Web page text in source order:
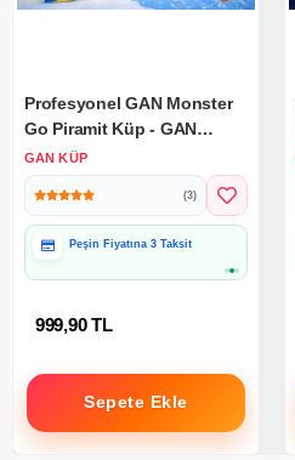
Profesyonel GAN Monster
Go Piramit Küp - GAN
Piramit Zeka Küpü - GAN
Monster Go Pyraminx
GAN KÜP
(3)
Hediye Paketine Uygun
999,90 TL
Sepete Ekle